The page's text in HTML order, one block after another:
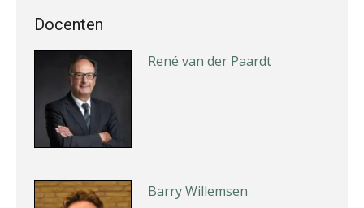
Docenten
René van der Paardt
Barry Willemsen